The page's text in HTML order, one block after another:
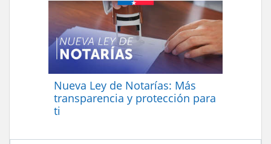
Nueva Ley de Notarías: Más
transparencia y protección para
ti